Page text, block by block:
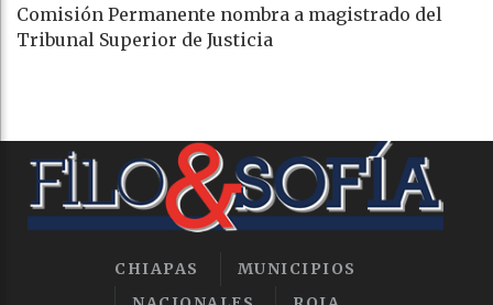
Comisión Permanente nombra a magistrado del
Tribunal Superior de Justicia
CHIAPAS
MUNICIPIOS